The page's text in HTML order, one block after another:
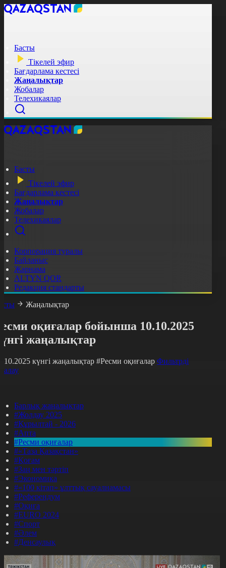
Басты
Тікелей эфир
Бағдарлама кестесі
Жаңалықтар
Жобалар
Телехикаялар
Басты
Тікелей эфир
Бағдарлама кестесі
Жаңалықтар
Жобалар
Телехикаялар
Корпорация туралы
Байланыс
Жарнама
ALTYN QOR
Редакция стандарты
Жаңалықтар
оқиғалар бойынша 10.10.2025
жаңалықтар
күнгі жаңалықтар #Ресми оқиғалар Фильтрді
Барлық жаңалықтар
#Жолдау 2025
#Құрылтай - 2026
#Апта
#Ресми оқиғалар
#«Таза Қазақстан»
#Қоғам
#Заң мен тәртіп
#Экономика
#«100 кітап» ұлттық сауалнамасы
#Референдум
#Оқиға
#EURO 2024
#Спорт
#Әлем
#Денсаулық